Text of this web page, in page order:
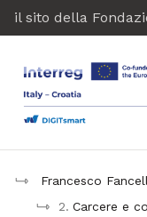
il sito della
Francesco
2. Carcere e